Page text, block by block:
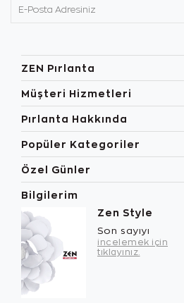
ZEN Pırlanta
Müşteri Hizmetleri
Pırlanta Hakkında
Popüler Kategoriler
Özel Günler
Bilgilerim
Zen Style
Son sayıyı
incelemek için
tıklayınız.